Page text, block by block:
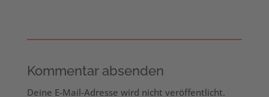
Kommentar absenden
Deine E-Mail-Adresse wird nicht veröffentlicht.